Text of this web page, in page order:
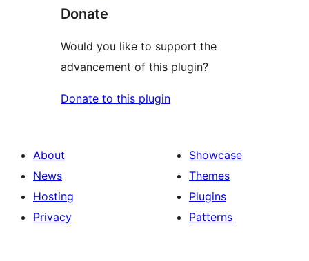
Donate
Would you like to support the
advancement of this plugin?
Donate to this plugin
About
News
Hosting
Privacy
Showcase
Themes
Plugins
Patterns